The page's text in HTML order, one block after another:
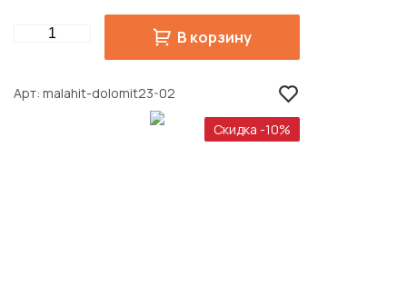
Quantity В корзину
Арт malahit-dolomit23-02
Скидка -10%